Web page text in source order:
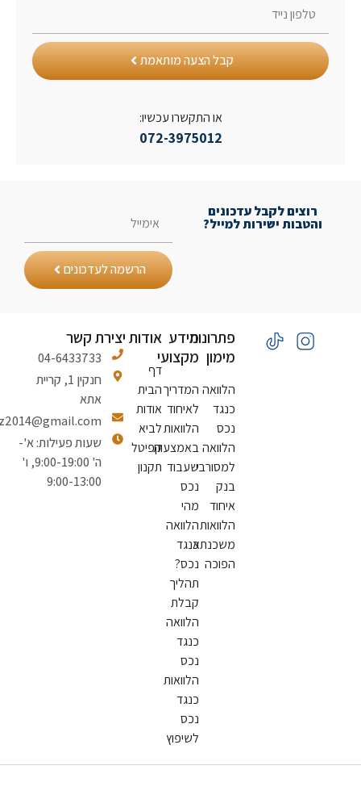
קבל הצעה מותאמת
או התקשרו עכשיו:
072-3975012
רוצים לקבל עדכונים
והטבות ישירות למייל?
הרשמה לעדכונים
פתרונות
מימון
למסורבי
משכנתא
מידע
מקצועי
המדריך
לאיחוד
הלוואות
באמצעות
שעבוד
נכס
מהי
הלוואה
כנגד
נכס?
אודות
הבית
אודות
לביא
קפיטל
תקנון
יצירת קשר
04-6433733
חנקין 1, קריית
אתא
natiiluz2014@gmail.com
שעות פעילות: א'-
ה' 9:00-19:00, ו'
9:00-13:00